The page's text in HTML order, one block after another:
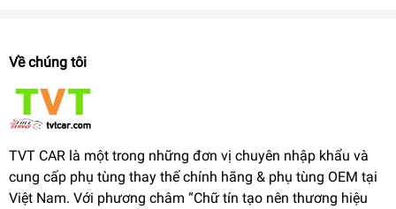
Về chúng tôi
TVT CAR là một trong những đơn vị chuyên nhập khẩu và
cung cấp phụ tùng thay thế chính hãng & phụ tùng OEM tại
Việt Nam. Với phương châm “Chữ tín tạo nên thương hiệu